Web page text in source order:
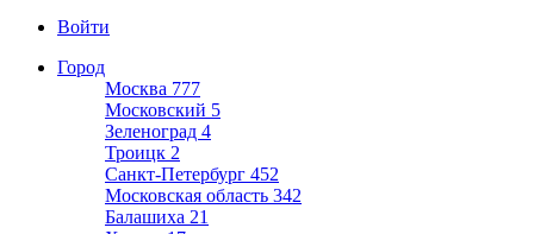
Войти
Город
Москва 777
Московский 5
Зеленоград 4
Троицк 2
Санкт-Петербург 452
Московская область 342
Балашиха 21